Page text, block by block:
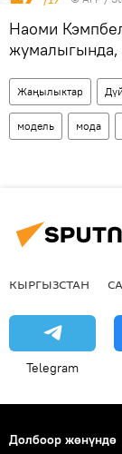
Наоми
Жаңылыктар
модель мода
КЫРГЫЗСТАН
Telegram
Долбоор жөнүндө